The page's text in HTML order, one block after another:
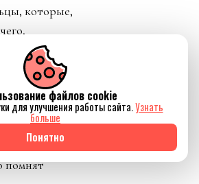
которые,
сровнять
с землей,
с родины и
отели).
помнят
файлов cookie
для улучшения работы сайта.Узнать
больше
Понятно